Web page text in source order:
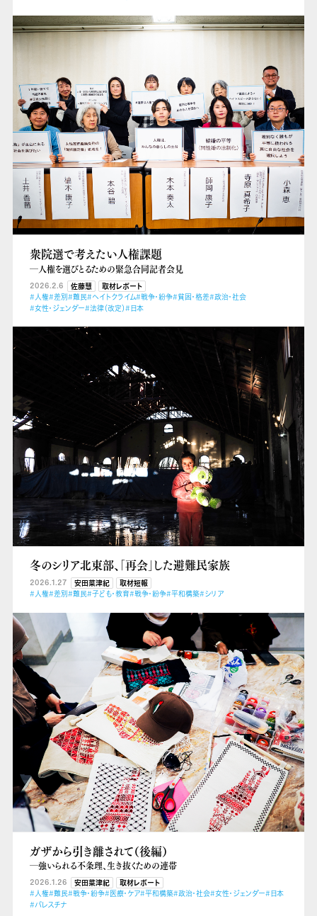
衆院選で考えたい人権課題
―人権を選びとるための緊急合同記者会見
2026.2.6 佐藤慧
取材レポート
#人権#差別#難民#ヘイトクライム#戦争・紛争#貧困・格差#政治・社会
#女性・ジェンダー#法律（改定）#日本
冬のシリア北東部、「再会」した避難民家族
2026.1.27 安田菜津紀
取材短報
#人権#差別#難民#子ども・教育#戦争・紛争#平和構築#シリア
ガザから引き離されて（後編）
―強いられる不条理、生き抜くための連帯
2026.1.26 安田菜津紀
取材レポート
#人権#難民#戦争・紛争#医療・ケア#平和構築#政治・社会#女性・ジェンダー#日本
#パレスチナ